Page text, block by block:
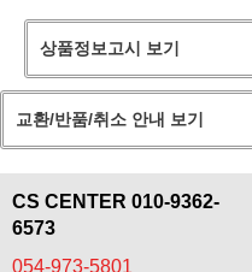
상품정보고시 보기
교환/반품/취소 안내 보기
CS CENTER 010-9362-
6573
054-973-5801